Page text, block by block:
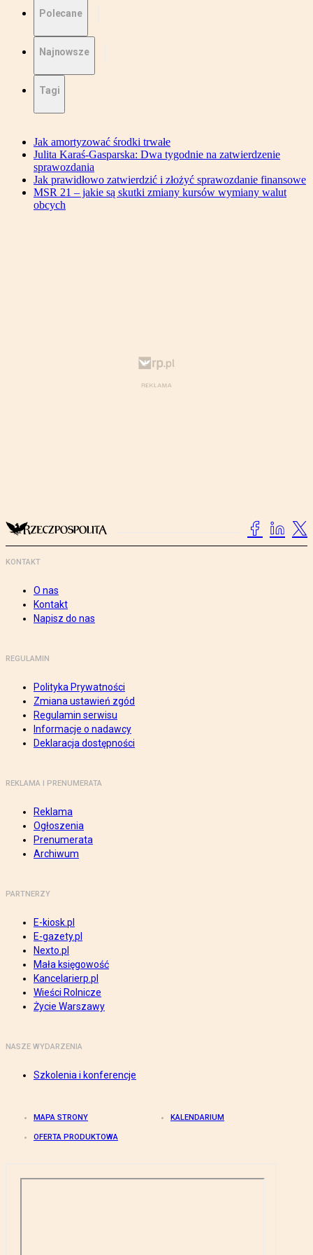
Polecane
Najnowsze
Tagi
Jak amortyzować środki trwałe
Julita Karaś-Gasparska: Dwa tygodnie na zatwierdzenie
sprawozdania
Jak prawidłowo zatwierdzić i złożyć sprawozdanie finansowe
MSR 21 – jakie są skutki zmiany kursów wymiany walut
obcych
KONTAKT
O nas
Kontakt
Napisz do nas
REGULAMIN
Polityka Prywatności
Zmiana ustawień zgód
Regulamin serwisu
Informacje o nadawcy
Deklaracja dostępności
REKLAMA I PRENUMERATA
Reklama
Ogłoszenia
Prenumerata
Archiwum
PARTNERZY
E-kiosk.pl
E-gazety.pl
Nexto.pl
Mała księgowość
Kancelarierp.pl
Wieści Rolnicze
Życie Warszawy
NASZE WYDARZENIA
Szkolenia i konferencje
MAPA STRONY KALENDARIUM
OFERTA PRODUKTOWA